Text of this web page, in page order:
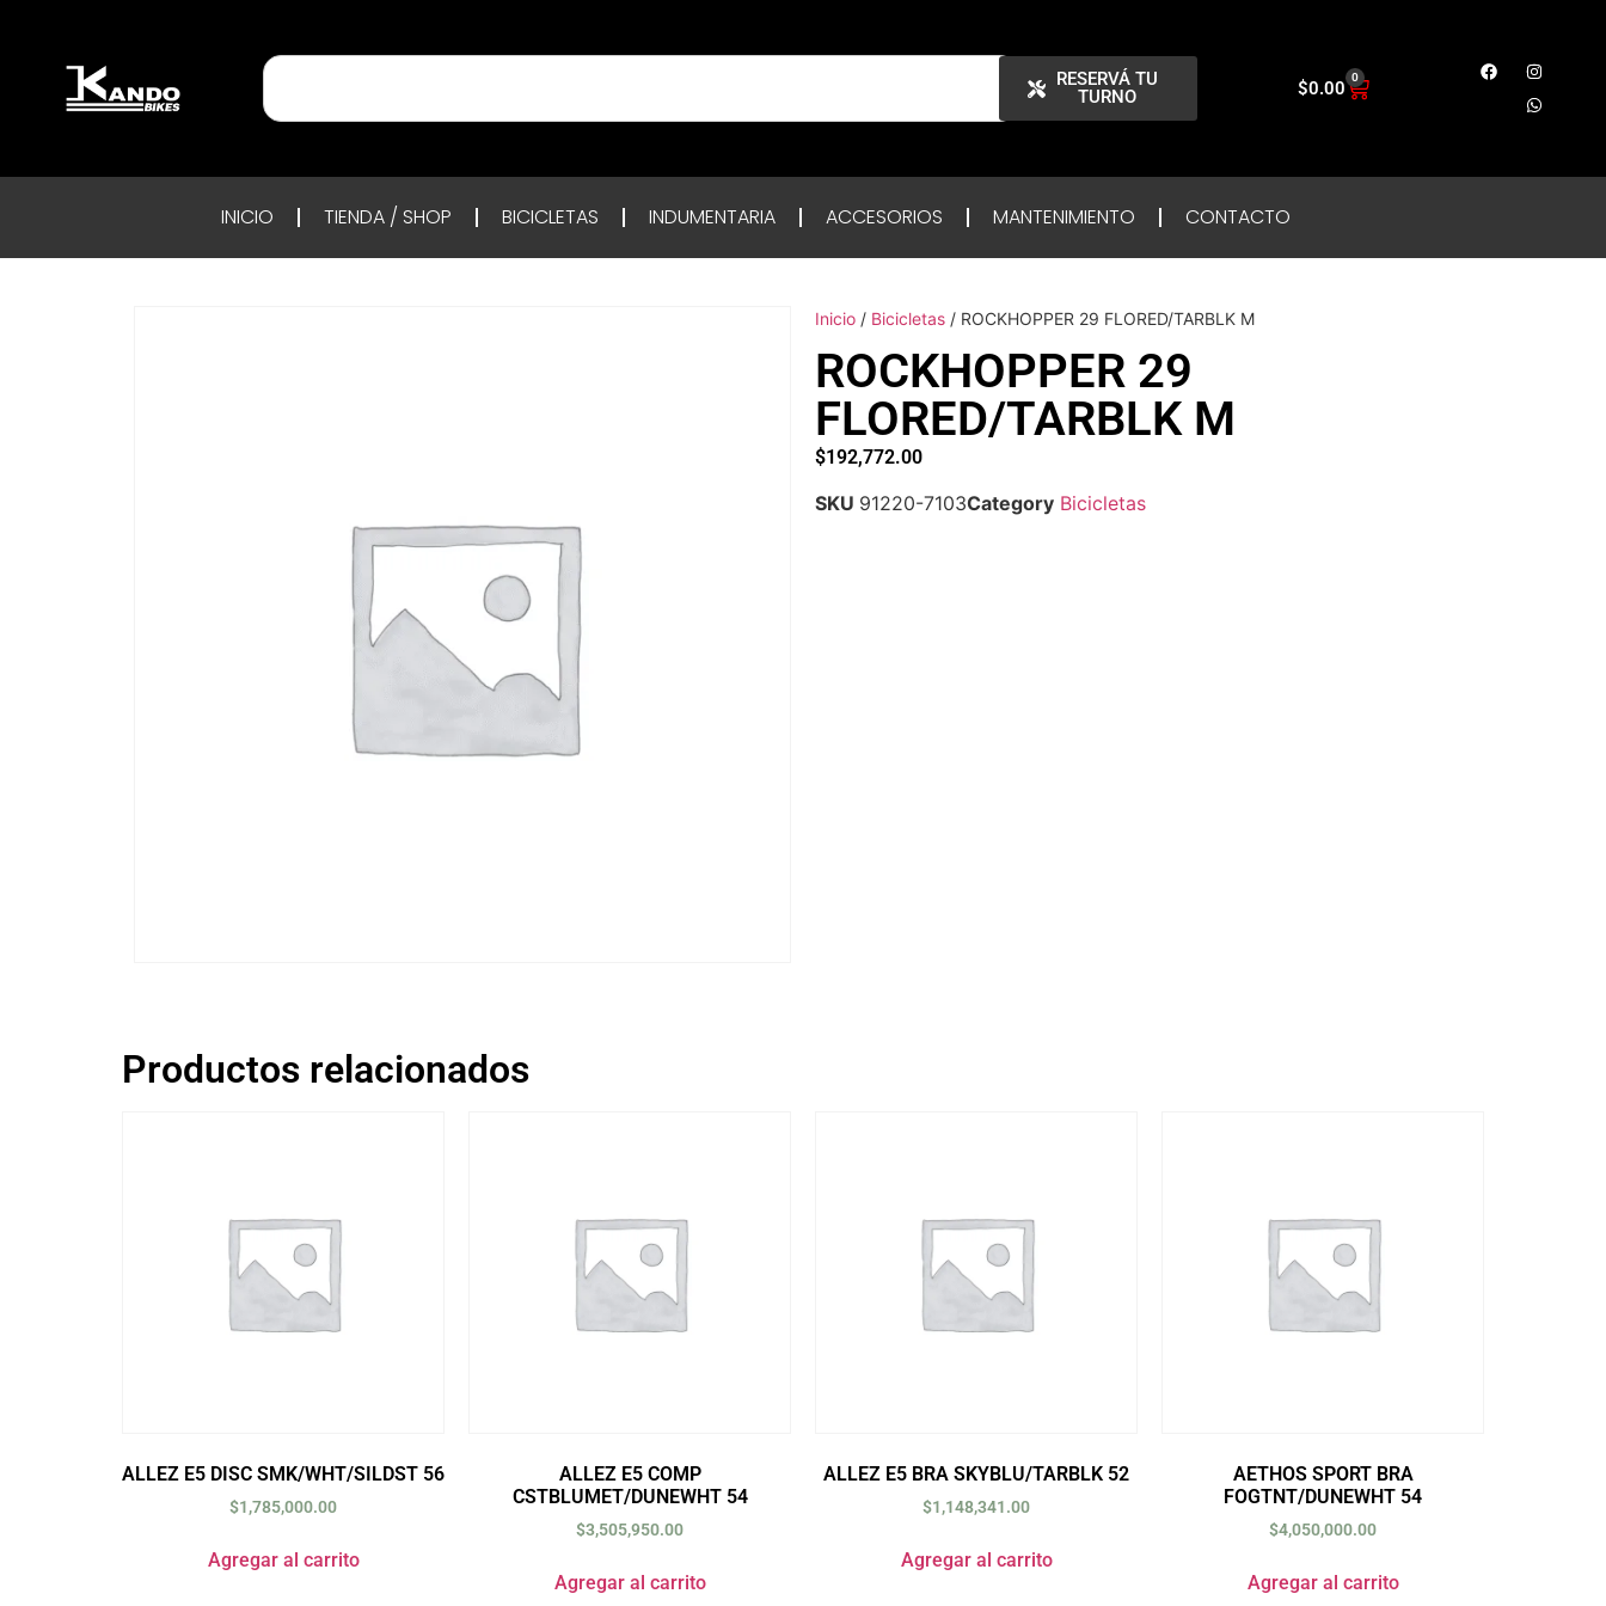
RESERVÁ TU
TURNO
$0.00 0
INICIO TIENDA / SHOP BICICLETAS INDUMENTARIA ACCESORIOS MANTENIMIENTO CONTACTO
Inicio / Bicicletas / ROCKHOPPER 29 FLORED/TARBLK M
ROCKHOPPER 29
FLORED/TARBLK M
$192,772.00
SKU 91220-7103Category Bicicletas
Productos relacionados
ALLEZ E5 DISC SMK/WHT/SILDST 56
$1,785,000.00
Agregar al carrito
ALLEZ E5 COMP
CSTBLUMET/DUNEWHT 54
$3,505,950.00
Agregar al carrito
ALLEZ E5 BRA SKYBLU/TARBLK 52
$1,148,341.00
Agregar al carrito
AETHOS SPORT BRA
FOGTNT/DUNEWHT 54
$4,050,000.00
Agregar al carrito